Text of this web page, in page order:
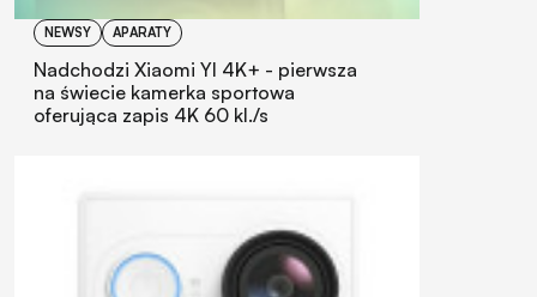
NEWSY APARATY
Nadchodzi Xiaomi YI 4K+ - pierwsza
na świecie kamerka sportowa
oferująca zapis 4K 60 kl./s